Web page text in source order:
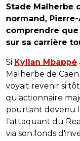
Stade Malherbe
normand,
comprendre
sur sa carrière
Si Kylian Mbappé
Malherbe de
voyait revenir si
qu'actionnaire
pourtant devenu
l'attaquant du
via son fonds